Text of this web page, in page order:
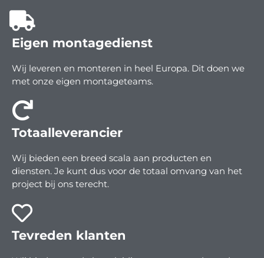
Eigen montagedienst
Wij leveren en monteren in heel Europa. Dit doen we
met onze eigen montageteams.
Totaalleverancier
Wij bieden een breed scala aan producten en
diensten. Je kunt dus voor de totaal omvang van het
project bij ons terecht.
Tevreden klanten